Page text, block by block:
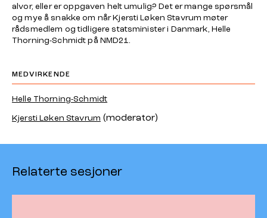
alvor, eller er oppgaven helt umulig? Det er mange spørsmål
og mye å snakke om når Kjersti Løken Stavrum møter
rådsmedlem og tidligere statsminister i Danmark, Helle
Thorning-Schmidt på NMD21.
MEDVIRKENDE
Helle Thorning-Schmidt
Kjersti Løken Stavrum (moderator)
Relaterte sesjoner